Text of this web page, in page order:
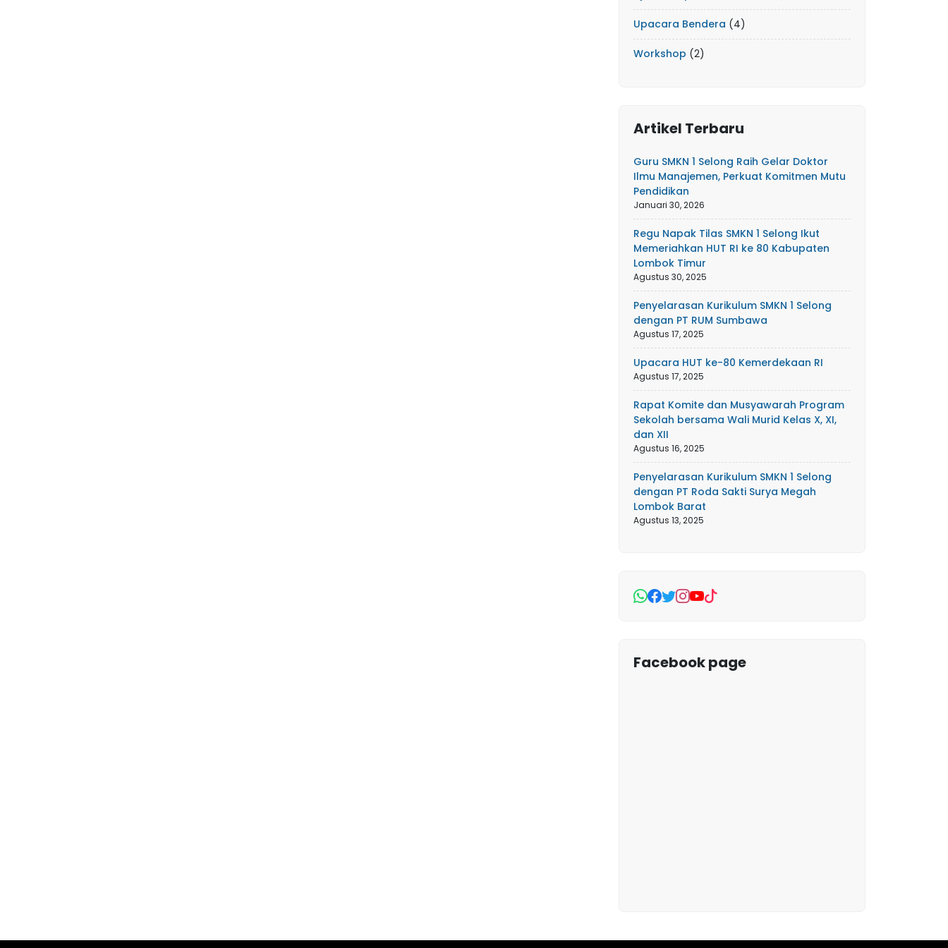
Upacara Bendera (4)
Workshop (2)
Artikel Terbaru
Guru SMKN 1 Selong Raih Gelar Doktor
Ilmu Manajemen, Perkuat Komitmen Mutu
Pendidikan
Januari 30, 2026
Regu Napak Tilas SMKN 1 Selong Ikut
Memeriahkan HUT RI ke 80 Kabupaten
Lombok Timur
Agustus 30, 2025
Penyelarasan Kurikulum SMKN 1 Selong
dengan PT RUM Sumbawa
Agustus 17, 2025
Upacara HUT ke-80 Kemerdekaan RI
Agustus 17, 2025
Rapat Komite dan Musyawarah Program
Sekolah bersama Wali Murid Kelas X, XI,
dan XII
Agustus 16, 2025
Penyelarasan Kurikulum SMKN 1 Selong
dengan PT Roda Sakti Surya Megah
Lombok Barat
Agustus 13, 2025
Facebook page